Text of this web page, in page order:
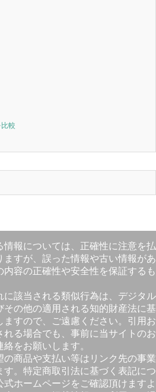
較
報については、正確性に注意を払
すが、誤った情報や古い情報があ
内容の正確性や安全性を保証するも
該当される類似行為は、デジタル
その他の適用される知的財産法に基
すので、ご遠慮ください。引用お
れる場合でも、事前に当サイトのお
をお願いします。
商品や支払い等はリンク先の事業
。特定商取引法に基づく表記につ
ホームページをご確認頂けますよ